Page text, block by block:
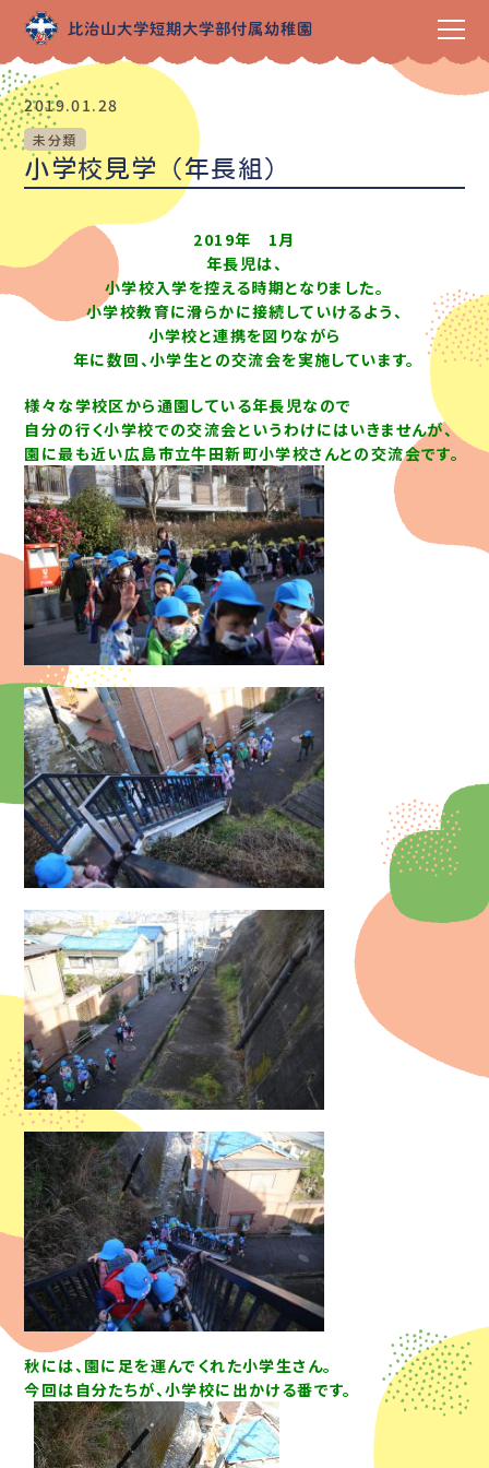
2019.01.28
未分類
小学校見学（年長組）
2019年 1月
年長児は、
小学校入学を控える時期となりました。
小学校教育に滑らかに接続していけるよう、
小学校と連携を図りながら
年に数回、小学生との交流会を実施しています。
様々な学校区から通園している年長児なので
自分の行く小学校での交流会というわけにはいきませんが、
園に最も近い広島市立牛田新町小学校さんとの交流会です。
秋には、園に足を運んでくれた小学生さん。
今回は自分たちが、小学校に出かける番です。